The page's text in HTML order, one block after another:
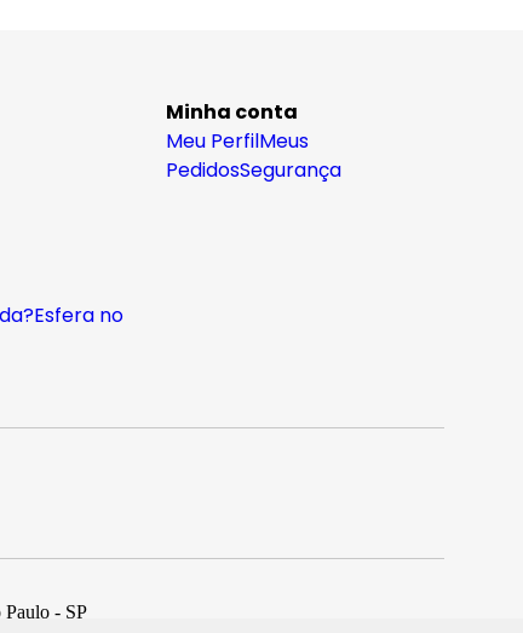
Minha conta
Meu PerfilMeus
PedidosSegurança
Esfera no
- SP